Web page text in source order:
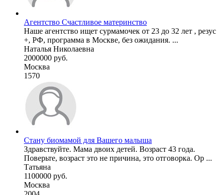
Агентство Счастливое материнство
Наше агентство ищет сурмамочек от 23 до 32 лет , резус
+, РФ, программа в Москве, без ожидания. ...
Наталья Николаевна
2000000 руб.
Москва
1570
Стану биомамой для Вашего малыша
Здравствуйте. Мама двоих детей. Возраст 43 года.
Поверьте, возраст это не причина, это отговорка. Ор ...
Татьяна
1100000 руб.
Москва